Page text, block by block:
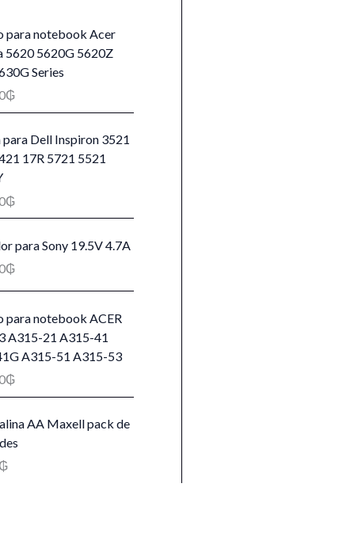
para notebook Acer
5620 5620G 5620Z
Series
₲
Dell Inspiron 3521
17R 5721 5521
₲
para Sony 19.5V 4.7A
₲
para notebook ACER
A315-21 A315-41
A315-51 A315-53
₲
AA Maxell pack de